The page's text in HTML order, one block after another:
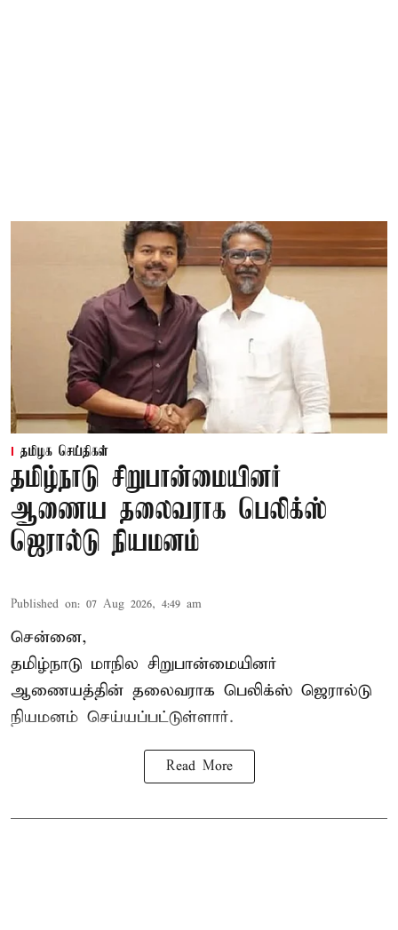
தமிழக செய்திகள்
தமிழ்நாடு சிறுபான்மையினர்
ஆணைய தலைவராக பெலிக்ஸ்
ஜெரால்டு நியமனம்
Published on: 07 Aug 2026, 4:49 am
சென்னை,
தமிழ்நாடு மாநில சிறுபான்மையினர்
ஆணையத்தின் தலைவராக பெலிக்ஸ் ஜெரால்டு
நியமனம் செய்யப்பட்டுள்ளார்.
Read More